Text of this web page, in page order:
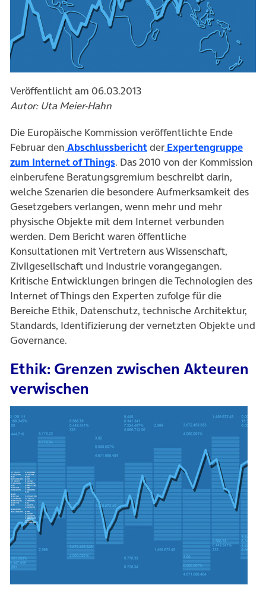
Veröffentlicht am 06.03.2013
Autor: Uta Meier-Hahn
Die Europäische Kommission veröffentlichte Ende
Februar den Abschlussberichtder Expertengruppe
zum Internet of Things. Das 2010 von der Kommission
einberufene Beratungsgremium beschreibt darin,
welche Szenarien die besondere Aufmerksamkeit des
Gesetzgebers verlangen, wenn mehr und mehr
physische Objekte mit dem Internet verbunden
werden. Dem Bericht waren öffentliche
Konsultationen mit Vertretern aus Wissenschaft,
Zivilgesellschaft und Industrie vorangegangen.
Kritische Entwicklungen bringen die Technologien des
Internet of Things den Experten zufolge für die
Bereiche Ethik, Datenschutz, technische Architektur,
Standards, Identifizierung der vernetzten Objekte und
Governance.
Ethik: Grenzen zwischen Akteuren
verwischen